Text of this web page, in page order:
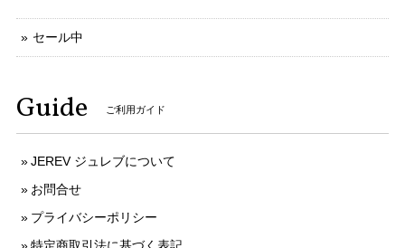
セール中
Guide ご利用ガイド
JEREV ジュレブについて
お問合せ
プライバシーポリシー